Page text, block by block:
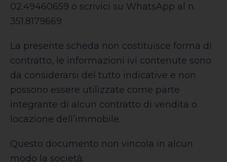
02.49460659 o scrivici su WhatsApp al n.
351.8179669
La presente scheda non costituisce forma di
contratto, le informazioni ivi contenute sono
da considerarsi del tutto indicative e non
possono essere utilizzate come parte
integrante di alcun contratto di vendita o
locazione dell’immobile.
Questo documento non vincola in alcun
modo la società.